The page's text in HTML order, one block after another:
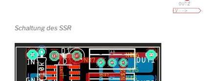
Schaltung des SSR